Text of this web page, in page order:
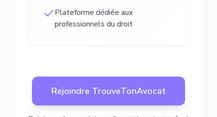
Plateforme dédiée aux
professionnels du droit
Rejoindre TrouveTonAvocat